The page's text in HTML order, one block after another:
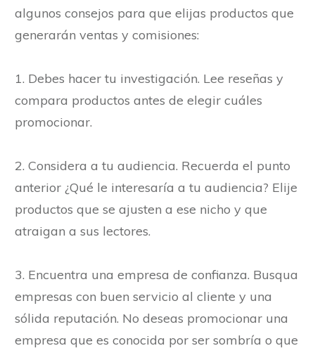
algunos consejos para que elijas productos que
generarán ventas y comisiones:
1. Debes hacer tu investigación. Lee reseñas y
compara productos antes de elegir cuáles
promocionar.
2. Considera a tu audiencia. Recuerda el punto
anterior ¿Qué le interesaría a tu audiencia? Elije
productos que se ajusten a ese nicho y que
atraigan a sus lectores.
3. Encuentra una empresa de confianza. Busqua
empresas con buen servicio al cliente y una
sólida reputación. No deseas promocionar una
empresa que es conocida por ser sombría o que